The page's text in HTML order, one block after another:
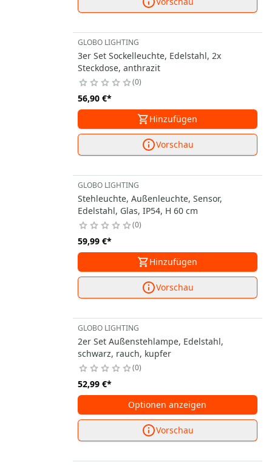
GLOBO LIGHTING
3er Set Sockelleuchte, Edelstahl, 2x
Steckdose, anthrazit
0
56,90 €*
Hinzufügen
Vorschau
GLOBO LIGHTING
Stehleuchte, Außenleuchte, Sensor,
Edelstahl, Glas, IP54, H 60 cm
0
59,99 €*
Hinzufügen
Vorschau
GLOBO LIGHTING
2er Set Außenstehlampe, Edelstahl,
schwarz, rauch, kupfer
0
52,99 €*
Optionen anzeigen
Vorschau